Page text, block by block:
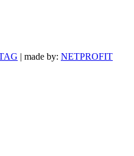
| made by: NETPROFIT